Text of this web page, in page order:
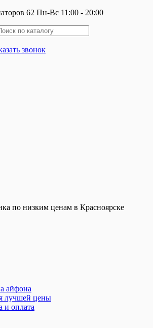
62 Пн-Вс 11:00 - 20:00
звонок
по низким ценам в Красноярске
айфона
лучшей цены
и оплата